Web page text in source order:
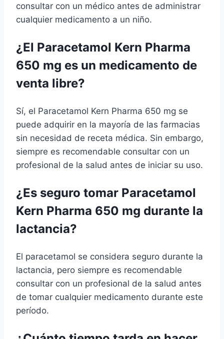
consultar con un médico antes de administrar
cualquier medicamento a un niño.
¿El Paracetamol Kern Pharma
650 mg es un medicamento de
venta libre?
Sí, el Paracetamol Kern Pharma 650 mg se
puede adquirir en la mayoría de las farmacias
sin necesidad de receta médica. Sin embargo,
siempre es recomendable consultar con un
profesional de la salud antes de iniciar su uso.
¿Es seguro tomar Paracetamol
Kern Pharma 650 mg durante la
lactancia?
El paracetamol se considera seguro durante la
lactancia, pero siempre es recomendable
consultar con un profesional de la salud antes
de tomar cualquier medicamento durante este
período.